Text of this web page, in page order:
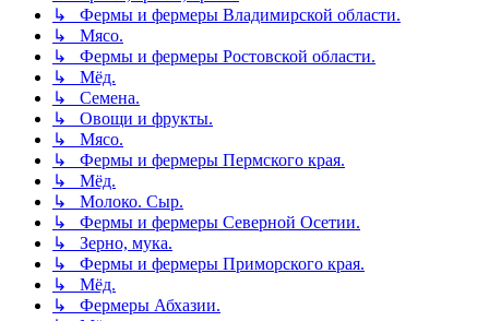
↳ Фермы и фермеры Владимирской области.
↳ Мясо.
↳ Фермы и фермеры Ростовской области.
↳ Мёд.
↳ Семена.
↳ Овощи и фрукты.
↳ Мясо.
↳ Фермы и фермеры Пермского края.
↳ Мёд.
↳ Молоко. Сыр.
↳ Фермы и фермеры Северной Осетии.
↳ Зерно, мука.
↳ Фермы и фермеры Приморского края.
↳ Мёд.
↳ Фермеры Абхазии.